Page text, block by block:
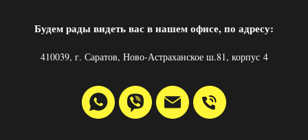
Будем рады видеть вас в нашем офисе, по адресу:
410039, г. Саратов, Ново-Астраханское ш.81, корпус 4